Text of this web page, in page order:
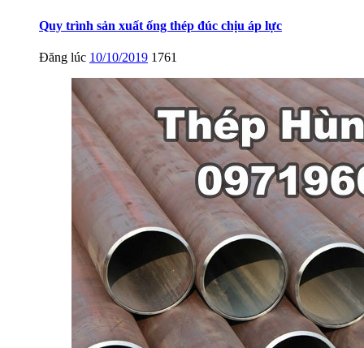
Quy trình sản xuất ống thép đúc chịu áp lực
Đăng lúc 10/10/2019 1761